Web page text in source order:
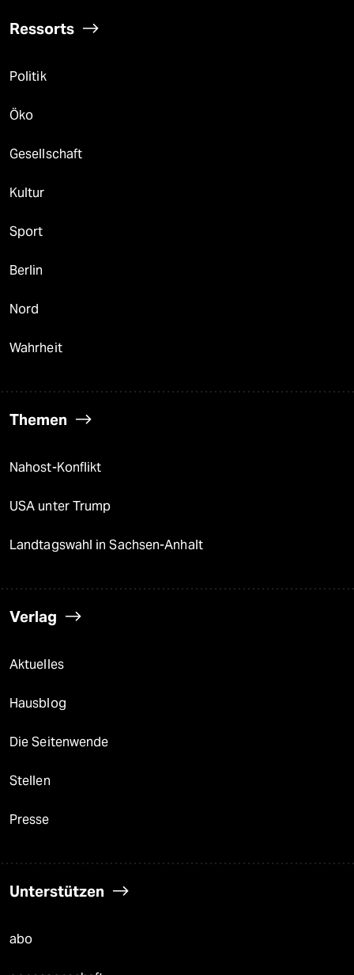
Ressorts
Politik
Öko
Gesellschaft
Kultur
Sport
Berlin
Nord
Wahrheit
Themen
Nahost-Konflikt
USA unter Trump
Landtagswahl in Sachsen-Anhalt
Verlag
Aktuelles
Hausblog
Die Seitenwende
Stellen
Presse
Unterstützen
abo